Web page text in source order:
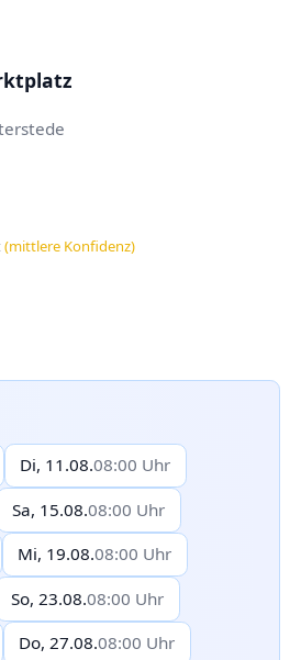
(mittlere Konfidenz)
Di, 11.08.08:00 Uhr
Sa, 15.08.08:00 Uhr
Mi, 19.08.08:00 Uhr
So, 23.08.08:00 Uhr
Do, 27.08.08:00 Uhr